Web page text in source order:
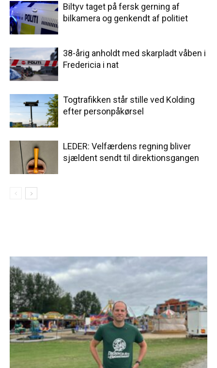
Biltyv taget på fersk gerning af
bilkamera og genkendt af politiet
38-årig anholdt med skarpladt våben i
Fredericia i nat
Togtrafikken står stille ved Kolding
efter personpåkørsel
LEDER: Velfærdens regning bliver
sjældent sendt til direktionsgangen